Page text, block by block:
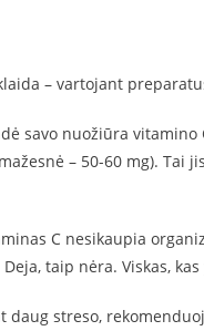
– vartojant
savo nuožiūra
– 50-60 mg). Tai
C nesikaupia
taip nėra. Viskas,
daug streso,